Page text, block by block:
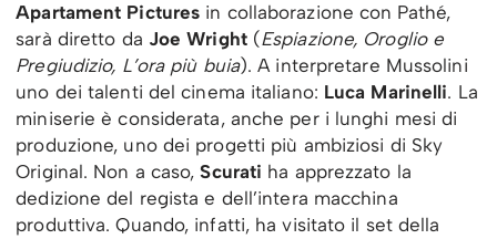
Apartament Pictures in collaborazione con Pathé,
sarà diretto da Joe Wright(Espiazione, Oroglio e
Pregiudizio, L’ora più buia). A interpretare Mussolini
uno dei talenti del cinema italiano: Luca Marinelli. La
miniserie è considerata, anche per i lunghi mesi di
produzione, uno dei progetti più ambiziosi di Sky
Original. Non a caso,Scurati ha apprezzato la
dedizione del regista e dell’intera macchina
produttiva. Quando, infatti, ha visitato il set della